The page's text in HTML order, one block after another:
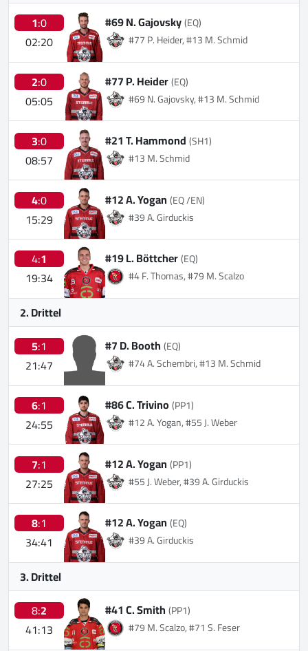
1:0
02:20
#69 N. Gajovsky(EQ)
#77 P. Heider, #13 M. Schmid
2:0
05:05
#77 P. Heider(EQ)
#69 N. Gajovsky, #13 M. Schmid
3:0
08:57
#21 T. Hammond(SH1)
#13 M. Schmid
4:0
15:29
#12 A. Yogan(EQ /EN)
#39 A. Girduckis
4:1
19:34
#19 L. Böttcher(EQ)
#4 F. Thomas, #79 M. Scalzo
2. Drittel
5:1
21:47
#7 D. Booth(EQ)
#74 A. Schembri, #13 M. Schmid
6:1
24:55
#86 C. Trivino(PP1)
#12 A. Yogan, #55 J. Weber
7:1
27:25
#12 A. Yogan(PP1)
#55 J. Weber, #39 A. Girduckis
8:1
34:41
#12 A. Yogan(EQ)
#39 A. Girduckis
3. Drittel
8:2
41:13
#41 C. Smith(PP1)
#79 M. Scalzo, #71 S. Feser